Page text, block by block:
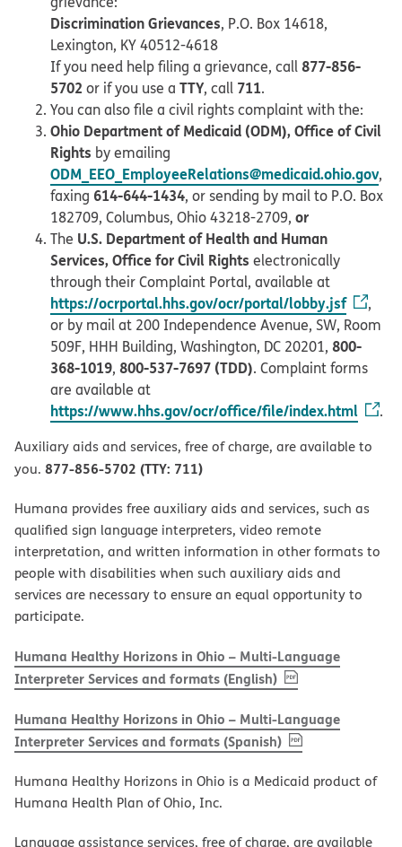
Discrimination Grievances, P.O. Box 14618,
Lexington, KY 40512-4618
If you need help filing a grievance, call877-856-
5702 or if you use a TTY, call 711.
You can also file a civil rights complaint with the:
Ohio Department of Medicaid (ODM), Office of Civil
Rights by emailing
ODM_EEO_EmployeeRelations@medicaid.ohio.gov,
faxing 614-644-1434, or sending by mail to P.O. Box
182709, Columbus, Ohio 43218-2709, or
The U.S. Department of Health and Human
Services, Office for Civil Rights electronically
through their Complaint Portal, available at
https://ocrportal.hhs.gov/ocr/portal/lobby.jsf
,
or by mail at 200 Independence Avenue, SW, Room
509F, HHH Building, Washington, DC 20201, 800-
368-1019, 800-537-7697 (TDD). Complaint forms
are available at
https://www.hhs.gov/ocr/office/file/index.html .
Auxiliary aids and services, free of charge, are available to
you. 877-856-5702 (TTY: 711)
Humana provides free auxiliary aids and services, such as
qualified sign language interpreters, video remote
interpretation, and written information in other formats to
people with disabilities when such auxiliary aids and
services are necessary to ensure an equal opportunity to
participate.
Humana Healthy Horizons in Ohio – Multi-Language
Interpreter Services and formats (English), PDF(opens in new
Humana Healthy Horizons in Ohio – Multi-Language
Interpreter Services and formats (Spanish), PDF(opens in new
Humana Healthy Horizons in Ohio is a Medicaid product of
Humana Health Plan of Ohio, Inc.
Language assistance services, free of charge, are available